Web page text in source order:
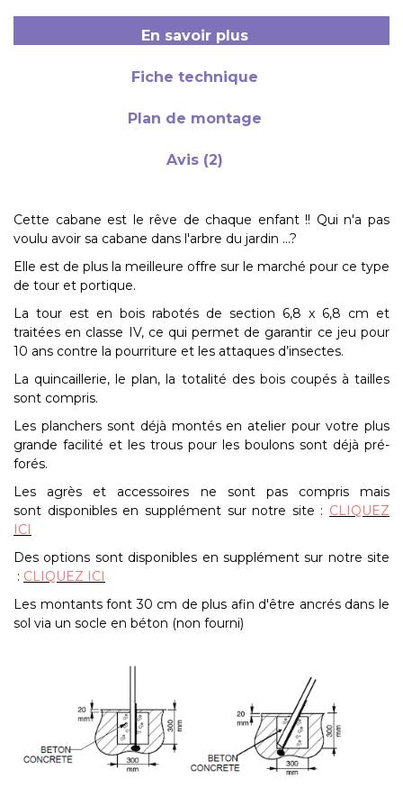
En savoir plus
Fiche technique
Plan de montage
Avis (2)
Cette cabane est le rêve de chaque enfant !! Qui n'a pas
voulu avoir sa cabane dans l'arbre du jardin ...?
Elle est de plus la meilleure offre sur le marché pour ce type
de tour et portique.
La tour est en bois rabotés de section 6,8 x 6,8 cm et
traitées en classe IV, ce qui permet de garantir ce jeu pour
10 ans contre la pourriture et les attaques d’insectes.
La quincaillerie, le plan, la totalité des bois coupés à tailles
sont compris.
Les planchers sont déjà montés en atelier pour votre plus
grande facilité et les trous pour les boulons sont déjà pré-
forés.
Les agrès et accessoires ne sont pas compris mais
sont disponibles en supplément sur notre site : CLIQUEZ
ICI
Des options sont disponibles en supplément sur notre site
: CLIQUEZ ICI
Les montants font 30 cm de plus afin d'être ancrés dans le
sol via un socle en béton (non fourni)